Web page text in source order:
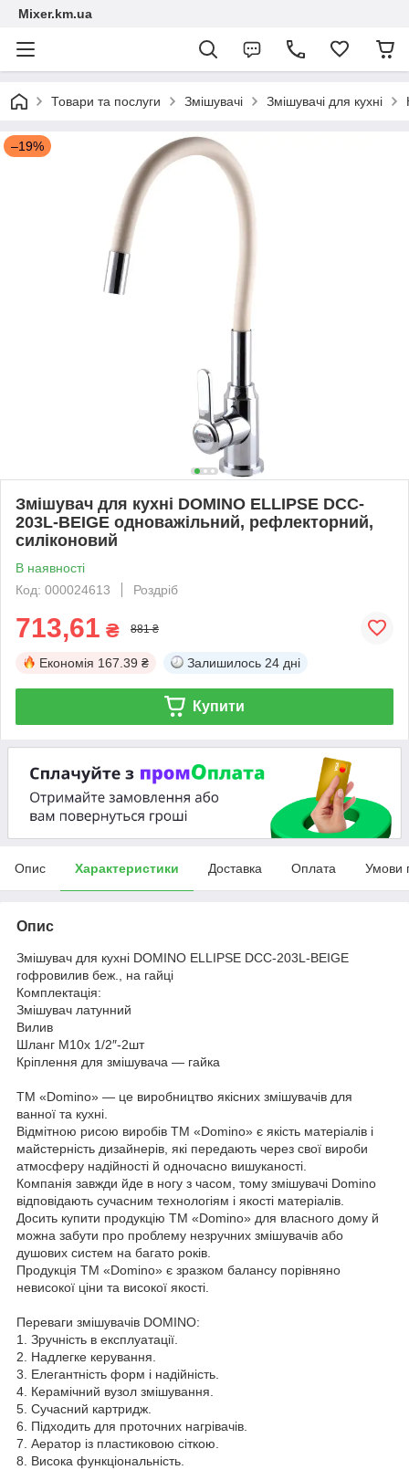
Mixer.km.ua
Товари та послуги Змішувачі Змішувачі для кухні
–19%
Змішувач для кухні DOMINO ELLIPSE DCC-
203L-BEIGE одноважільний, рефлекторний,
силіконовий
В наявності
Код: 000024613
Роздріб
713,61 ₴ 881 ₴
Економія 167.39 ₴ Залишилось 24 дні
Купити
Опис Характеристики Доставка Оплата Умови
Опис
Змішувач для кухні DOMINO ELLIPSE DCC-203L-BEIGE
гофровилив беж., на гайці
Комплектація:
Змішувач латунний
Вилив
Шланг М10х 1/2″-2шт
Кріплення для змішувача — гайка
ТМ «Domino» — це виробництво якісних змішувачів для
ванної та кухні.
Відмітною рисою виробів ТМ «Domino» є якість матеріалів і
майстерність дизайнерів, які передають через свої вироби
атмосферу надійності й одночасно вишуканості.
Компанія завжди йде в ногу з часом, тому змішувачі Domino
відповідають сучасним технологіям і якості матеріалів.
Досить купити продукцію ТМ «Domino» для власного дому й
можна забути про проблему незручних змішувачів або
душових систем на багато років.
Продукція ТМ «Domino» є зразком балансу порівняно
невисокої ціни та високої якості.
Переваги змішувачів DOMINO:
1. Зручність в експлуатації.
2. Надлегке керування.
3. Елегантність форм і надійність.
4. Керамічний вузол змішування.
5. Сучасний картридж.
6. Підходить для проточних нагрівачів.
7. Аератор із пластиковою сіткою.
8. Висока функціональність.